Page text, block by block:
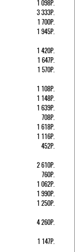
1 098Р.
3 333Р.
1 700Р.
1 945Р.
1 420Р.
1 647Р.
1 570Р.
1 108Р.
1 148Р.
1 639Р.
708Р.
1 618Р.
1 116Р.
452Р.
2 610Р.
760Р.
1 062Р.
1 990Р.
1 250Р.
4 260Р.
1 147Р.